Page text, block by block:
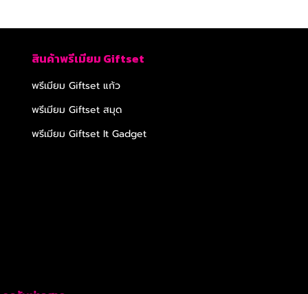
สินค้าพรีเมียม Giftset
พรีเมียม Giftset แก้ว
พรีเมียม Giftset สมุด
พรีเมียม Giftset It Gadget